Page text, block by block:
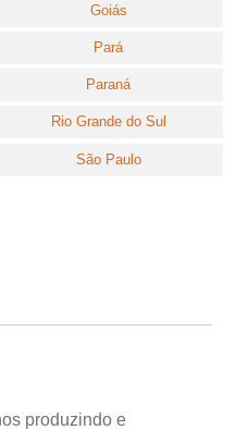
Goiás
Pará
Paraná
Rio Grande do Sul
São Paulo
produzindo e